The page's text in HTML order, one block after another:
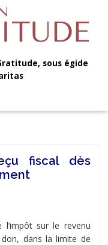
sous égide
fiscal dès
l’impôt sur le revenu
dans la limite de